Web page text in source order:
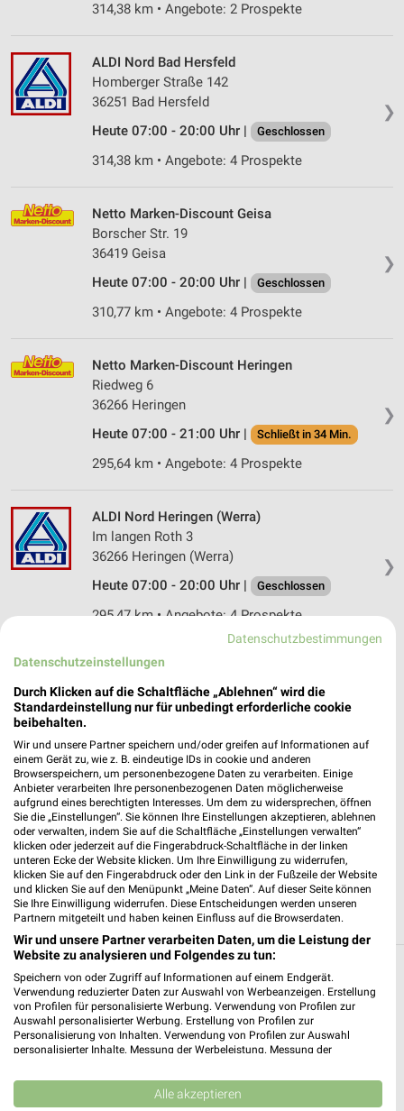
314,38 km • Angebote: 2 Prospekte
❯
ALDI Nord Bad Hersfeld
Homberger Straße 142
36251 Bad Hersfeld
Heute 07:00 - 20:00 Uhr |
Geschlossen
314,38 km • Angebote: 4 Prospekte
❯
Netto Marken-Discount Geisa
Borscher Str. 19
36419 Geisa
Heute 07:00 - 20:00 Uhr |
Geschlossen
310,77 km • Angebote: 4 Prospekte
❯
Netto Marken-Discount Heringen
Riedweg 6
36266 Heringen
Heute 07:00 - 21:00 Uhr |
Schließt in 34 Min.
295,64 km • Angebote: 4 Prospekte
❯
ALDI Nord Heringen (Werra)
Im langen Roth 3
36266 Heringen (Werra)
Heute 07:00 - 20:00 Uhr |
Geschlossen
295,47 km • Angebote: 4 Prospekte
Netto Marken-Discount Burghaun
Oberste Straße 39
36151 Burghaun
Heute 07:00 - 22:00 Uhr |
Geöffnet
324,93 km • Angebote: 4 Prospekte
Lidl Niederaula
Hersfelder Str. 20
36272 Niederaula
Heute 07:00 - 21:00 Uhr | Schließt in 34 Min.
323,66 km • Angebote: 2 Prospekte
Discounter Angebote und Prospekte für
Schenklengsfeld
16 Prospekte
PENNY Lidl
Datenschutzbestimmungen
Datenschutzeinstellungen
Durch Klicken auf die Schaltfläche „Ablehnen“ wird die
Standardeinstellung nur für unbedingt erforderliche cookie
beibehalten.
Wir und unsere Partner speichern und/oder greifen auf Informationen auf
einem Gerät zu, wie z. B. eindeutige IDs in cookie und anderen
Browserspeichern, um personenbezogene Daten zu verarbeiten. Einige
Anbieter verarbeiten Ihre personenbezogenen Daten möglicherweise
aufgrund eines berechtigten Interesses. Um dem zu widersprechen, öffnen
Sie die „Einstellungen“. Sie können Ihre Einstellungen akzeptieren, ablehnen
oder verwalten, indem Sie auf die Schaltfläche „Einstellungen verwalten“
klicken oder jederzeit auf die Fingerabdruck-Schaltfläche in der linken
unteren Ecke der Website klicken. Um Ihre Einwilligung zu widerrufen,
klicken Sie auf den Fingerabdruck oder den Link in der Fußzeile der Website
und klicken Sie auf den Menüpunkt „Meine Daten“. Auf dieser Seite können
Sie Ihre Einwilligung widerrufen. Diese Entscheidungen werden unseren
Partnern mitgeteilt und haben keinen Einfluss auf die Browserdaten.
Wir und unsere Partner verarbeiten Daten, um die Leistung der
Website zu analysieren und Folgendes zu tun:
Speichern von oder Zugriff auf Informationen auf einem Endgerät.
Verwendung reduzierter Daten zur Auswahl von Werbeanzeigen. Erstellung
von Profilen für personalisierte Werbung. Verwendung von Profilen zur
Auswahl personalisierter Werbung. Erstellung von Profilen zur
Personalisierung von Inhalten. Verwendung von Profilen zur Auswahl
personalisierter Inhalte. Messung der Werbeleistung. Messung der
Kombinationen von Daten aus verschiedenen Quellen. Entwicklung und
Verbesserung der Angebote. Verwendung reduzierter Daten zur Auswahl
von Inhalten.
Alle akzeptieren